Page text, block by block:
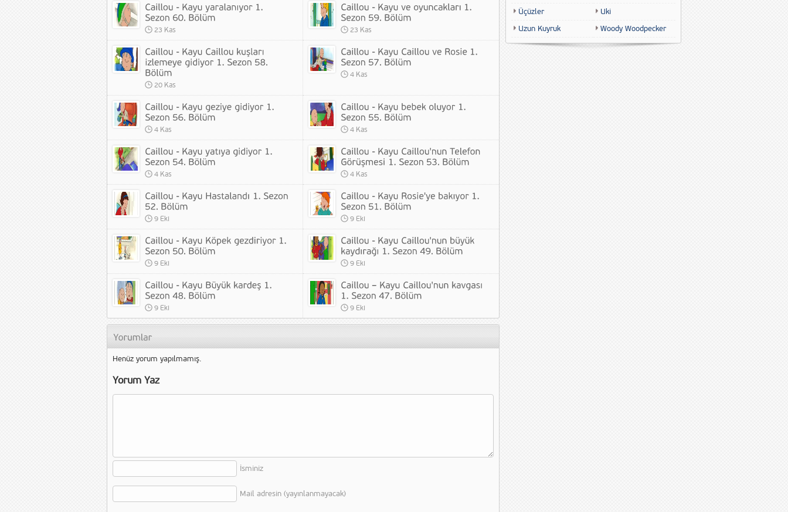
23 Kas 23 Kas
20 Kas
4 Kas
4 Kas 4 Kas
4 Kas 4 Kas
9 Eki 9 Eki
9 Eki 9 Eki
9 Eki 9 Eki
Henüz yorum yapılmamış.
Yorum Yaz
İsminiz
Mail adresin (yayınlanmayacak)
Üçüzler
Uki
Uzun Kuyruk
Woody Woodpecker